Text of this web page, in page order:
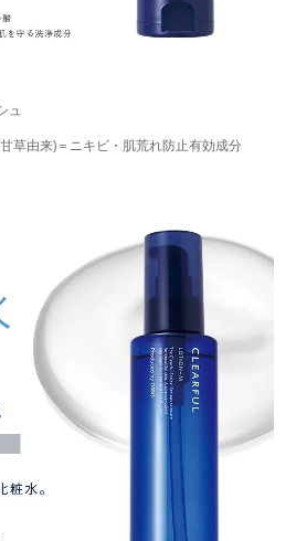
ュ
草由来)＝ニキビ・肌荒れ防止有効成分